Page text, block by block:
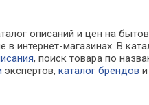
описаний и цен на
в интернет-магазинах. В
, поиск товара по
экспертов,каталог брендов